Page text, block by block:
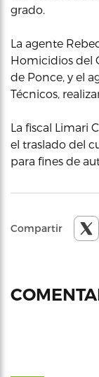
grado.
La agente
Homicidios del
de Ponce, y el
Técnicos,
La fiscal Limari
el traslado del
para fines de
Compartir